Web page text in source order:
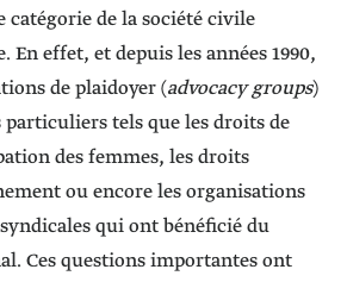
de la société civile
En effet, et depuis les années 1990,
de plaidoyer (advocacy groups)
particuliers tels que les droits de
des femmes, les droits
ou encore les organisations
qui ont bénéficié du
Ces questions importantes ont